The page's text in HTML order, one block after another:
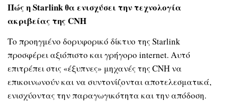
Πώς η Starlink θα ενισχύσει την τεχνολογία
ακριβείας της CNH
Το προηγμένο δορυφορικό δίκτυο της Starlink
προσφέρει αξιόπιστο και γρήγορο internet. Αυτό
επιτρέπει στις «έξυπνες» μηχανές της CNH να
επικοινωνούν και να συντονίζονται αποτελεσματικά,
ενισχύοντας την παραγωγικότητα και την απόδοση.